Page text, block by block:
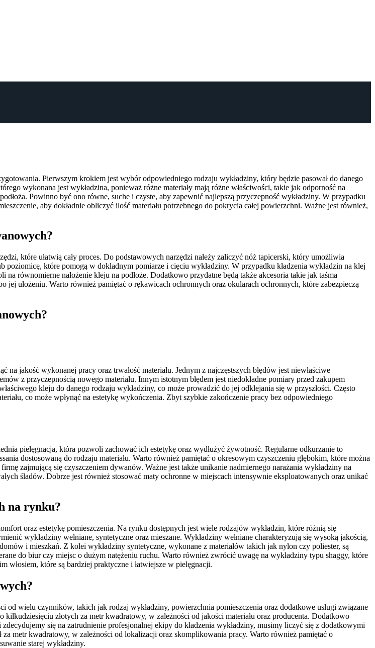
Pierwszym krokiem jest wybór odpowiedniego rodzaju wykładziny, który będzie pasował do danego
wykonana jest wykładzina, ponieważ różne materiały mają różne właściwości, takie jak odporność na
Powinno być ono równe, suche i czyste, aby zapewnić najlepszą przyczepność wykładziny. W przypadku
aby dokładnie obliczyć ilość materiału potrzebnego do pokrycia całej powierzchni. Ważne jest również,
które ułatwią cały proces. Do podstawowych narzędzi należy zaliczyć nóż tapicerski, który umożliwia
które pomogą w dokładnym pomiarze i cięciu wykładziny. W przypadku kładzenia wykładzin na klej
równomierne nałożenie kleju na podłoże. Dodatkowo przydatne będą także akcesoria takie jak taśma
ułożeniu. Warto również pamiętać o rękawicach ochronnych oraz okularach ochronnych, które zabezpieczą
jakość wykonanej pracy oraz trwałość materiału. Jednym z najczęstszych błędów jest niewłaściwe
z przyczepnością nowego materiału. Innym istotnym błędem jest niedokładne pomiary przed zakupem
kleju do danego rodzaju wykładziny, co może prowadzić do jej odklejania się w przyszłości. Często
co może wpłynąć na estetykę wykończenia. Zbyt szybkie zakończenie pracy bez odpowiedniego
pielęgnacja, która pozwoli zachować ich estetykę oraz wydłużyć żywotność. Regularne odkurzanie to
dostosowaną do rodzaju materiału. Warto również pamiętać o okresowym czyszczeniu głębokim, które można
zajmującą się czyszczeniem dywanów. Ważne jest także unikanie nadmiernego narażania wykładziny na
śladów. Dobrze jest również stosować maty ochronne w miejscach intensywnie eksploatowanych oraz unikać
na rynku?
oraz estetykę pomieszczenia. Na rynku dostępnych jest wiele rodzajów wykładzin, które różnią się
wykładziny wełniane, syntetyczne oraz mieszane. Wykładziny wełniane charakteryzują się wysoką jakością,
i mieszkań. Z kolei wykładziny syntetyczne, wykonane z materiałów takich jak nylon czy poliester, są
do biur czy miejsc o dużym natężeniu ruchu. Warto również zwrócić uwagę na wykładziny typu shaggy, które
włosiem, które są bardziej praktyczne i łatwiejsze w pielęgnacji.
od wielu czynników, takich jak rodzaj wykładziny, powierzchnia pomieszczenia oraz dodatkowe usługi związane
złotych za metr kwadratowy, w zależności od jakości materiału oraz producenta. Dodatkowo
się na zatrudnienie profesjonalnej ekipy do kładzenia wykładziny, musimy liczyć się z dodatkowymi
metr kwadratowy, w zależności od lokalizacji oraz skomplikowania pracy. Warto również pamiętać o
starej wykładziny.